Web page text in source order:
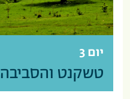
יום 3
טשקנט והסביבה